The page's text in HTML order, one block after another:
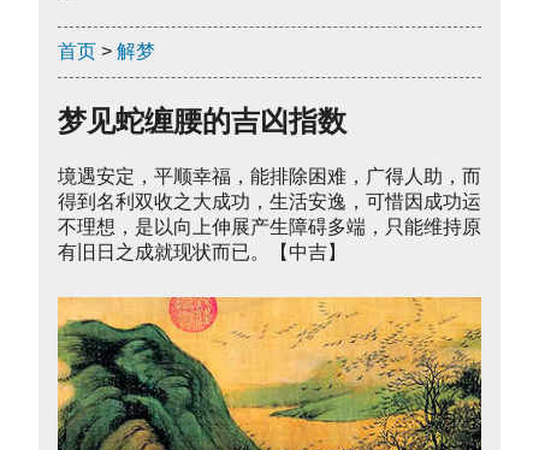
首页 > 解梦
梦见蛇缠腰的吉凶指数
境遇安定，平顺幸福，能排除困难，广得人助，而
得到名利双收之大成功，生活安逸，可惜因成功运
不理想，是以向上伸展产生障碍多端，只能维持原
有旧日之成就现状而已。【中吉】